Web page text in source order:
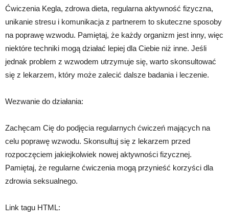
Ćwiczenia Kegla, zdrowa dieta, regularna aktywność fizyczna,
unikanie stresu i komunikacja z partnerem to skuteczne sposoby
na poprawę wzwodu. Pamiętaj, że każdy organizm jest inny, więc
niektóre techniki mogą działać lepiej dla Ciebie niż inne. Jeśli
jednak problem z wzwodem utrzymuje się, warto skonsultować
się z lekarzem, który może zalecić dalsze badania i leczenie.
Wezwanie do działania:
Zachęcam Cię do podjęcia regularnych ćwiczeń mających na
celu poprawę wzwodu. Skonsultuj się z lekarzem przed
rozpoczęciem jakiejkolwiek nowej aktywności fizycznej.
Pamiętaj, że regularne ćwiczenia mogą przynieść korzyści dla
zdrowia seksualnego.
Link tagu HTML: